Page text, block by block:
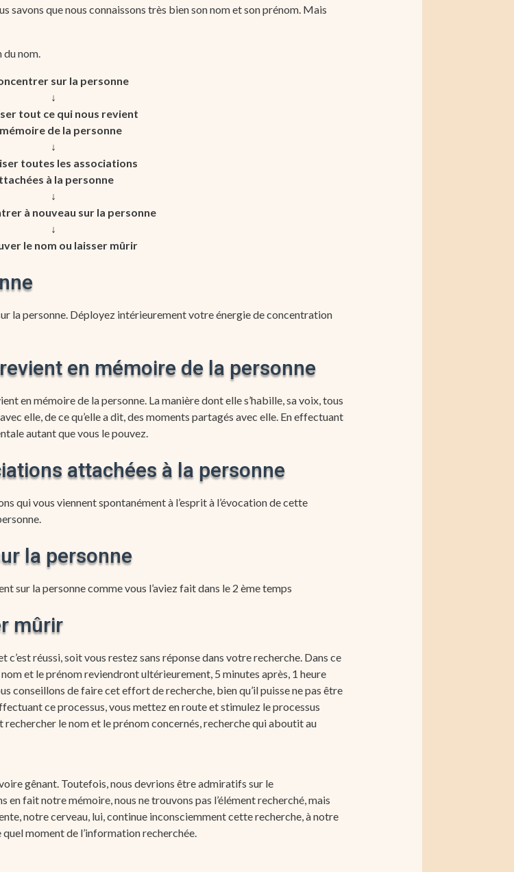
savons que nous connaissons très bien son nom et son prénom. Mais
nom.
sur la personne
↓
tout ce qui nous revient
de la personne
↓
toutes les associations
à la personne
↓
à nouveau sur la personne
↓
le nom ou laisser mûrir
la personne. Déployez intérieurement votre énergie de concentration
en mémoire de la personne
en mémoire de la personne. La manière dont elle s’habille, sa voix, tous
elle, de ce qu’elle a dit, des moments partagés avec elle. En effectuant
autant que vous le pouvez.
attachées à la personne
qui vous viennent spontanément à l’esprit à l’évocation de cette
la personne
sur la personne comme vous l’aviez fait dans le 2 ème temps
mûrir
réussi, soit vous restez sans réponse dans votre recherche. Dans ce
et le prénom reviendront ultérieurement, 5 minutes après, 1 heure
conseillons de faire cet effort de recherche, bien qu’il puisse ne pas être
ce processus, vous mettez en route et stimulez le processus
le nom et le prénom concernés, recherche qui aboutit au
gênant. Toutefois, nous devrions être admiratifs sur le
fait notre mémoire, nous ne trouvons pas l’élément recherché, mais
notre cerveau, lui, continue inconsciemment cette recherche, à notre
moment de l’information recherchée.